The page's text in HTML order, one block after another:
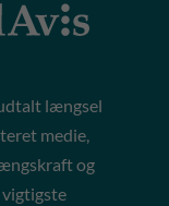
længsel
medie,
og